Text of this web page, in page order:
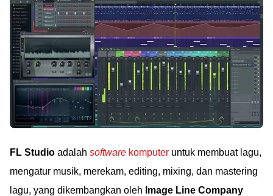
FL Studio adalah software komputer untuk membuat lagu,
mengatur musik, merekam, editing, mixing, dan mastering
lagu, yang dikembangkan oleh Image Line Company